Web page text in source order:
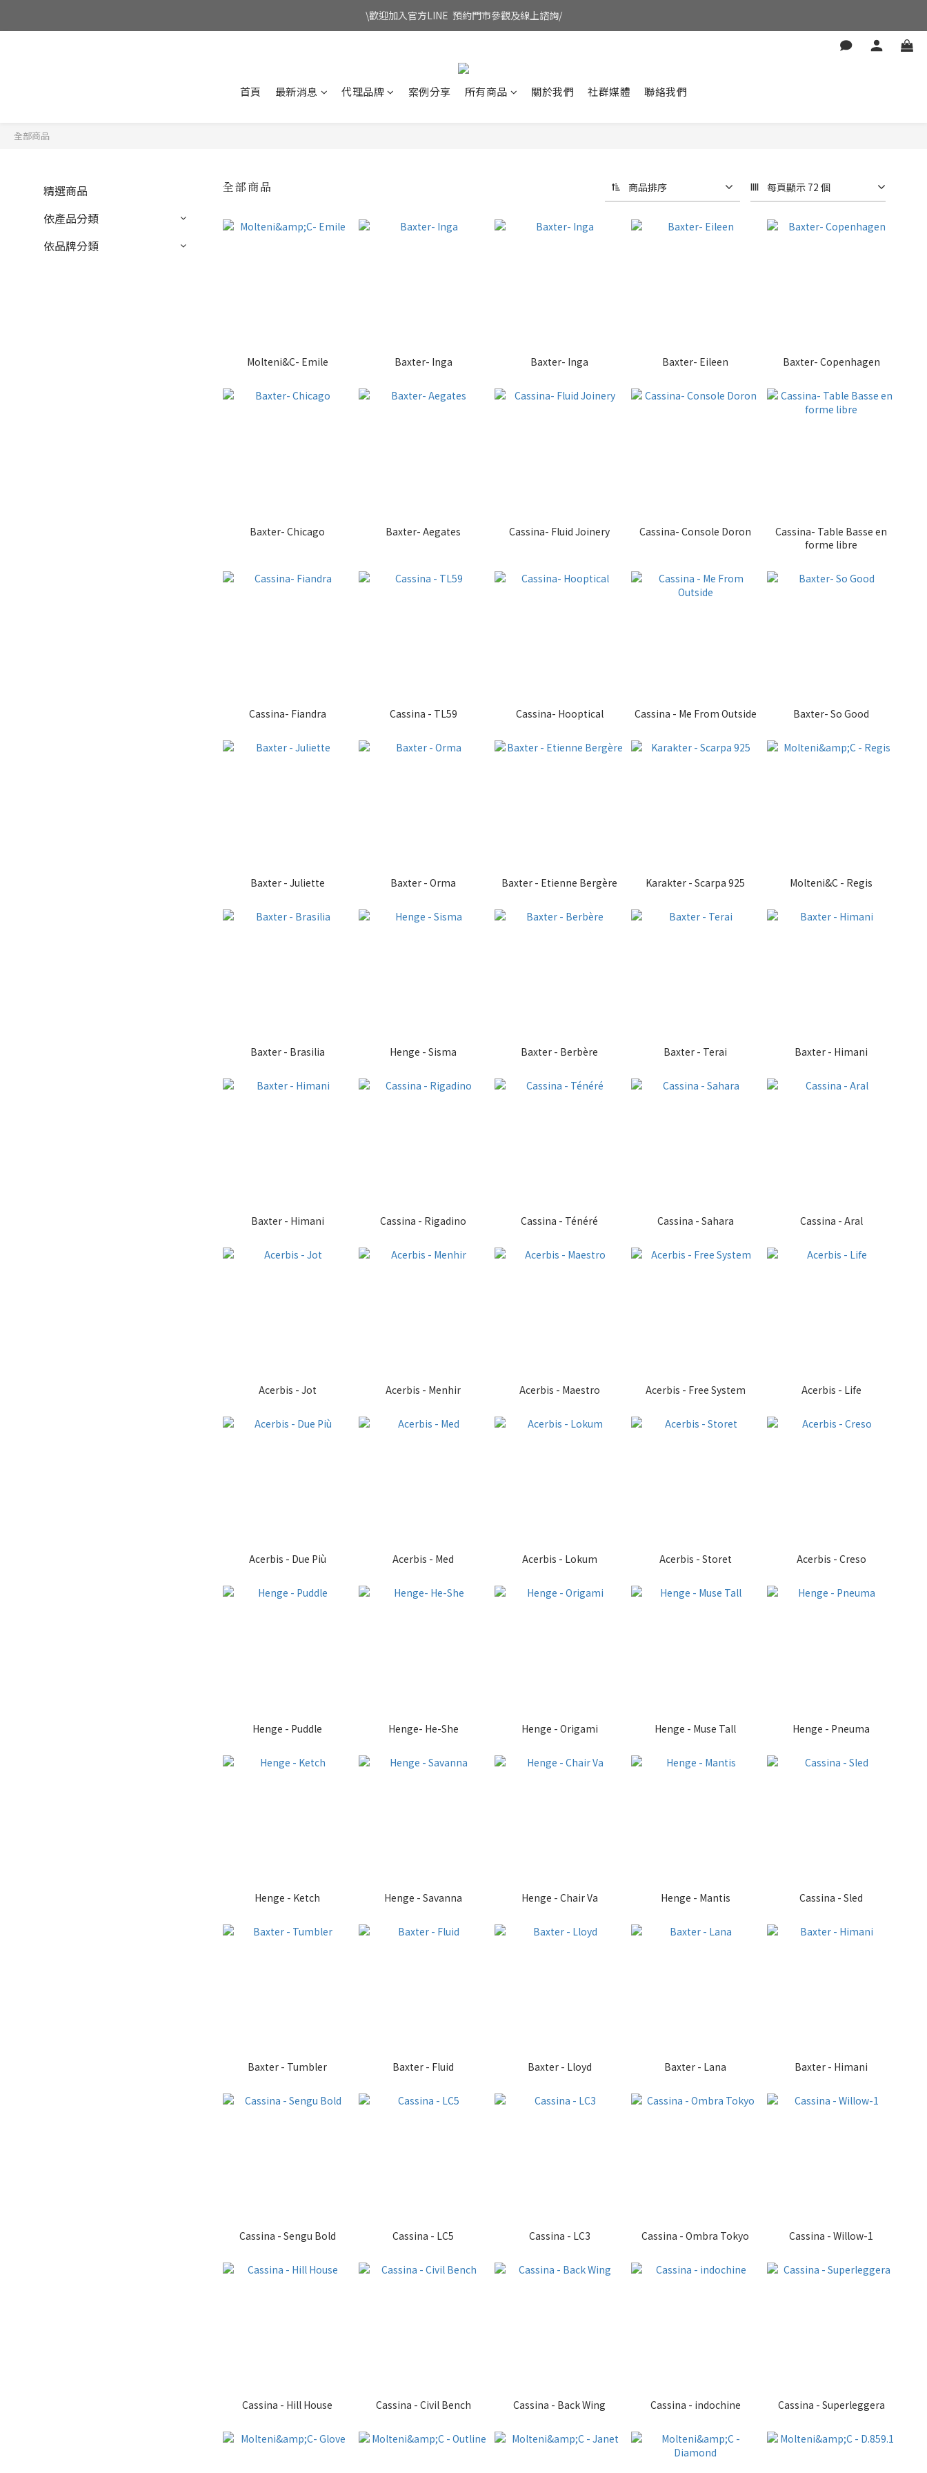
\歡迎加入官方LINE  預約門市參觀及線上諮詢/
首頁 最新消息 代理品牌 案例分享 所有商品 關於我們 社群媒體 聯絡我們
全部商品
精選商品
依產品分類
依品牌分類
全部商品 商品排序 每頁顯示 72 個
Molteni&C- Emile Baxter- Inga Baxter- Inga Baxter- Eileen Baxter- Copenhagen
Baxter- Chicago Baxter- Aegates Cassina- Fluid Joinery Cassina- Console Doron
Cassina- Table Basse en
forme libre
Cassina- Fiandra Cassina - TL59 Cassina- Hooptical Cassina - Me From Outside Baxter- So Good
Baxter - Juliette Baxter - Orma Baxter - Etienne Bergère Karakter - Scarpa 925 Molteni&C - Regis
Baxter - Brasilia Henge - Sisma Baxter - Berbère Baxter - Terai Baxter - Himani
Baxter - Himani Cassina - Rigadino Cassina - Ténéré Cassina - Sahara Cassina - Aral
Acerbis - Jot Acerbis - Menhir Acerbis - Maestro Acerbis - Free System Acerbis - Life
Acerbis - Due Più Acerbis - Med Acerbis - Lokum Acerbis - Storet Acerbis - Creso
Henge - Puddle Henge- He-She Henge - Origami Henge - Muse Tall Henge - Pneuma
Henge - Ketch Henge - Savanna Henge - Chair Va Henge - Mantis Cassina - Sled
Baxter - Tumbler Baxter - Fluid Baxter - Lloyd Baxter - Lana Baxter - Himani
Cassina - Sengu Bold Cassina - LC5 Cassina - LC3 Cassina - Ombra Tokyo Cassina - Willow-1
Cassina - Hill House Cassina - Civil Bench Cassina - Back Wing Cassina - indochine Cassina - Superleggera